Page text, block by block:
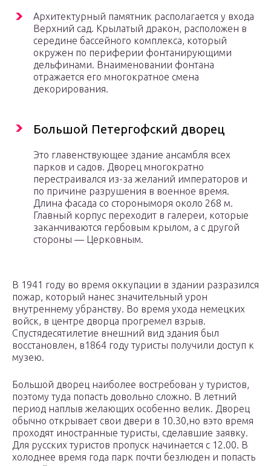
Архитектурный памятник располагается у входа
Верхний сад. Крылатый дракон, расположен в
середине бассейного комплекса, который
окружен по периферии фонтанирующими
дельфинами. Внаименовании фонтана
отражается его многократное смена
декорирования.
Большой Петергофский дворец
Это главенствующее здание ансамбля всех
парков и садов. Дворец многократно
перестраивался из-за желаний императоров и
по причине разрушения в военное время.
Длина фасада со стороныморя около 268 м.
Главный корпус переходит в галереи, которые
заканчиваются гербовым крылом, а с другой
стороны — Церковным.
В 1941 году во время оккупации в здании разразился
пожар, который нанес значительный урон
внутреннему убранству. Во время ухода немецких
войск, в центре дворца прогремел взрыв.
Спустядесятилетие внешний вид здания был
восстановлен, в1864 году туристы получили доступ к
музею.
Большой дворец наиболее востребован у туристов,
поэтому туда попасть довольно сложно. В летний
период наплыв желающих особенно велик. Дворец
обычно открывает свои двери в 10.30,но вэто время
проходят иностранные туристы, сделавшие заявку.
Для русских туристов пропуск начинается с 12.00. В
холоднее время года парк почти безлюден и попасть